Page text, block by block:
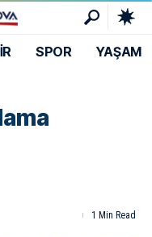
SPOR YAŞAM
1 Min Read